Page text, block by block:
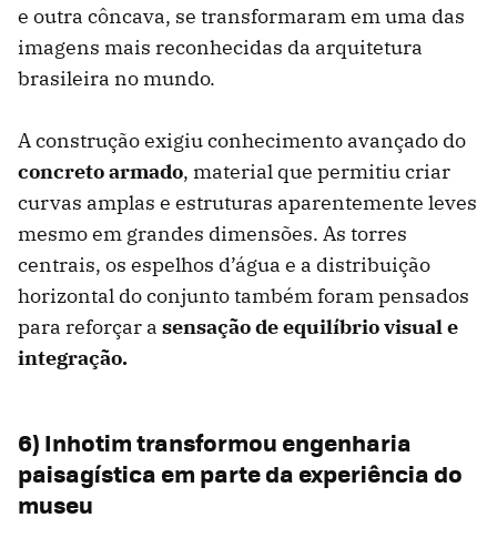
e outra côncava, se transformaram em uma das
imagens mais reconhecidas da arquitetura
brasileira no mundo.
A construção exigiu conhecimento avançado do
concreto armado, material que permitiu criar
curvas amplas e estruturas aparentemente leves
mesmo em grandes dimensões. As torres
centrais, os espelhos d’água e a distribuição
horizontal do conjunto também foram pensados
para reforçar a sensação de equilíbrio visual e
integração.
6) Inhotim transformou engenharia
paisagística em parte da experiência do
museu